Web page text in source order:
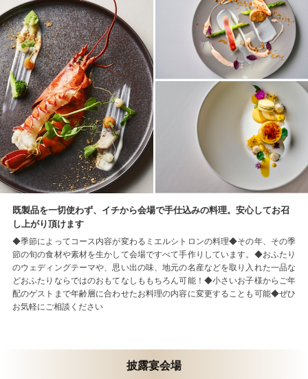
既製品を一切使わず、イチから会場で手仕込みの料理。安心してお召
し上がり頂けます
◆季節によってコース内容が変わるミエルシトロンの料理◆その年、その季
節の旬の食材や素材を生かして会場ですべて手作りしています。◆おふたり
のウェディングテーマや、思い出の味、地元の名産などを取り入れた一品な
どおふたりならではのおもてなしももちろん可能！◆小さいお子様からご年
配のゲストまで年齢層に合わせたお料理の内容に変更することも可能◆ぜひ
お気軽にご相談ください
披露宴会場